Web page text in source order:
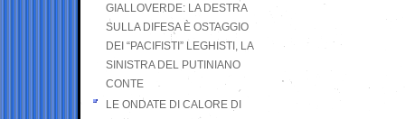
GIALLOVERDE: LA DESTRA
SULLA DIFESA È OSTAGGIO
DEI “PACIFISTI” LEGHISTI, LA
SINISTRA DEL PUTINIANO
CONTE
LE ONDATE DI CALORE DI